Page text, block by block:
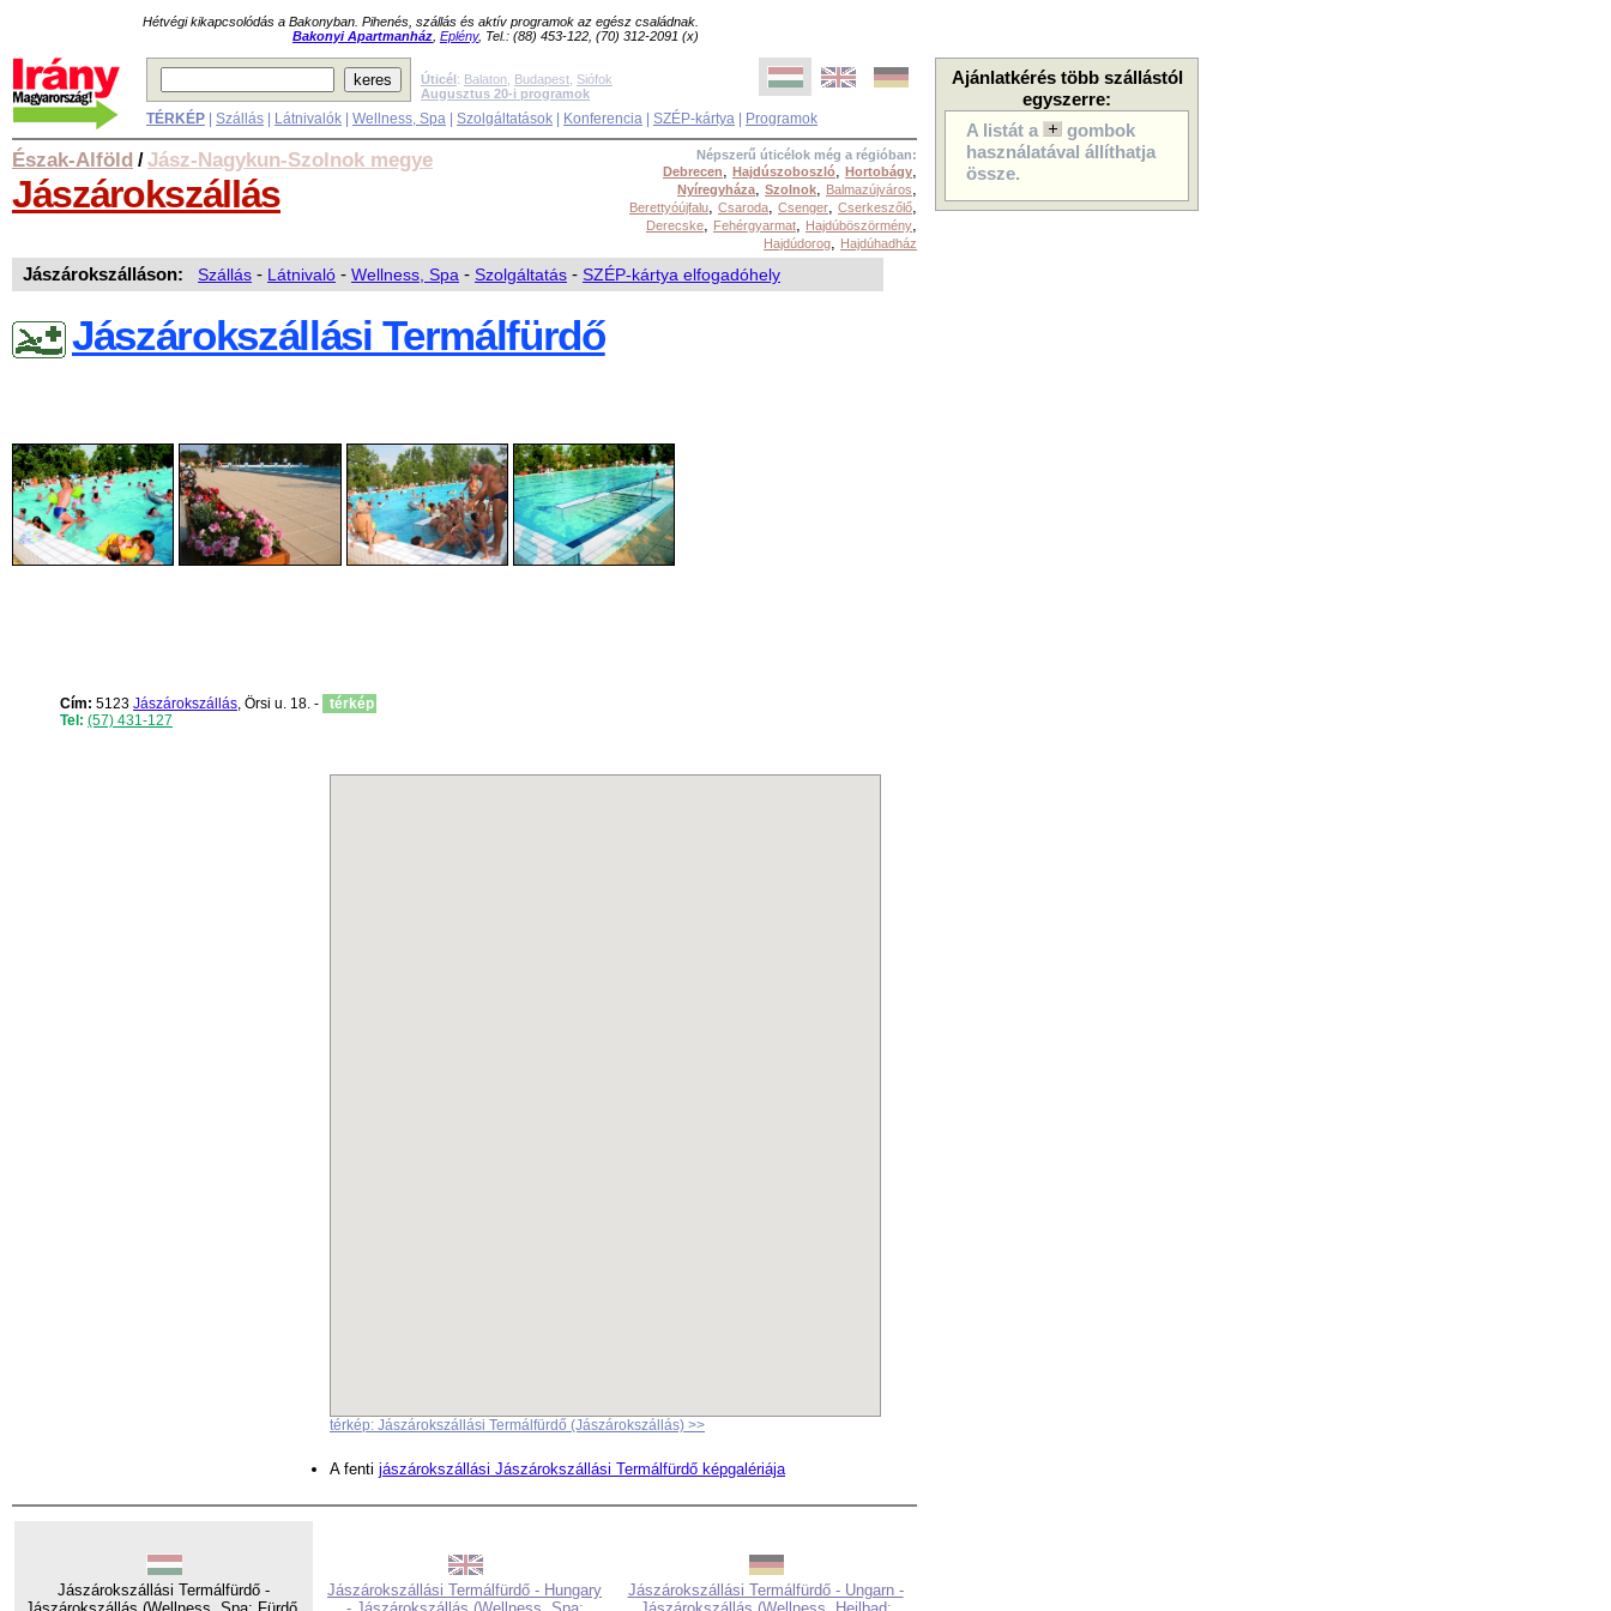
Hétvégi kikapcsolódás a Bakonyban. Pihenés, szállás és aktív programok az egész családnak.
Bakonyi Apartmanház Eplény, Tel.: (88) 453-122, (70) 312-2091 (x)
Ajánlatkérés több szállástól
egyszerre:
A listát a
gombok
használatával állíthatja
össze.
Úticél: Balaton Budapest Siófok
Augusztus 20-i programok
TÉRKÉP Szállás Látnivalók Wellness, Spa Szolgáltatások Konferencia SZÉP-kártya Programok
Népszerű úticélok még a régióban:
Debrecen, Hajdúszoboszló, Hortobágy,
Nyíregyháza, Szolnok, Balmazújváros,
Berettyóújfalu, Csaroda, Csenger, Cserkeszőlő,
Derecske, Fehérgyarmat, Hajdúböszörmény,
Hajdúdorog, Hajdúhadház
Észak-Alföld /Jász-Nagykun-Szolnok megye
Jászárokszállás
Jászárokszálláson: Szállás - Látnivaló - Wellness, Spa - Szolgáltatás - SZÉP-kártya elfogadóhely
Jászárokszállási Termálfürdő
Cím: 5123 Jászárokszállás, Örsi u. 18. -
térkép
Tel: (57) 431-127
térkép: Jászárokszállási Termálfürdő (Jászárokszállás) >>
A fenti jászárokszállási Jászárokszállási Termálfürdő képgalériája
Jászárokszállási Termálfürdő -
Jászárokszállási Termálfürdő - Hungary
Jászárokszállási Termálfürdő - Ungarn -